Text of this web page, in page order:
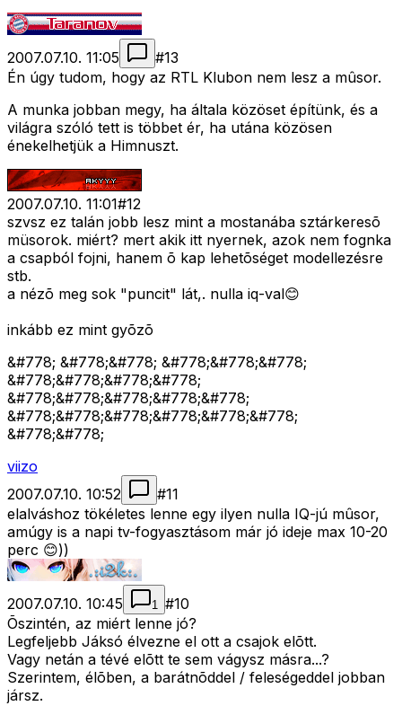
2007.07.10. 11:05 #13
Én úgy tudom, hogy az RTL Klubon nem lesz a mûsor.
A munka jobban megy, ha általa közöset építünk, és a
világra szóló tett is többet ér, ha utána közösen
énekelhetjük a Himnuszt.
2007.07.10. 11:01#12
szvsz ez talán jobb lesz mint a mostanába sztárkeresõ
müsorok. miért? mert akik itt nyernek, azok nem fognka
a csapból fojni, hanem õ kap lehetõséget modellezésre
stb.
a nézõ meg sok "puncit" lát,. nulla iq-val😊
inkább ez mint gyõzõ
&#778; &#778;&#778; &#778;&#778;&#778;
&#778;&#778;&#778;&#778;
&#778;&#778;&#778;&#778;&#778;
&#778;&#778;&#778;&#778;&#778;&#778;
&#778;&#778;
viizo
2007.07.10. 10:52
#11
elalváshoz tökéletes lenne egy ilyen nulla IQ-jú mûsor,
amúgy is a napi tv-fogyasztásom már jó ideje max 10-20
perc 😊))
2007.07.10. 10:45 1 #10
Õszintén, az miért lenne jó?
Legfeljebb Jáksó élvezne el ott a csajok elõtt.
Vagy netán a tévé elõtt te sem vágysz másra...?
Szerintem, élõben, a barátnõddel / feleségeddel jobban
jársz.